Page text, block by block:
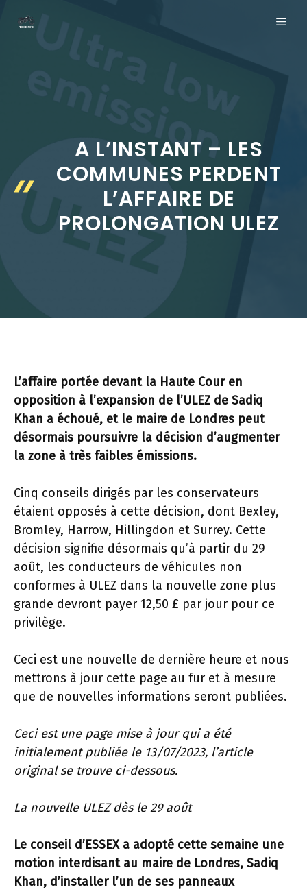
A L’INSTANT – LES
COMMUNES PERDENT
L’AFFAIRE DE
PROLONGATION ULEZ
L’affaire portée devant la Haute Cour en
opposition à l’expansion de l’ULEZ de Sadiq
Khan a échoué, et le maire de Londres peut
désormais poursuivre la décision d’augmenter
la zone à très faibles émissions.
Cinq conseils dirigés par les conservateurs
étaient opposés à cette décision, dont Bexley,
Bromley, Harrow, Hillingdon et Surrey. Cette
décision signifie désormais qu’à partir du 29
août, les conducteurs de véhicules non
conformes à ULEZ dans la nouvelle zone plus
grande devront payer 12,50 £ par jour pour ce
privilège.
Ceci est une nouvelle de dernière heure et nous
mettrons à jour cette page au fur et à mesure
que de nouvelles informations seront publiées.
Ceci est une page mise à jour qui a été
initialement publiée le 13/07/2023, l’article
original se trouve ci-dessous.
La nouvelle ULEZ dès le 29 août
Le conseil d’ESSEX a adopté cette semaine une
motion interdisant au maire de Londres, Sadiq
Khan, d’installer l’un de ses panneaux